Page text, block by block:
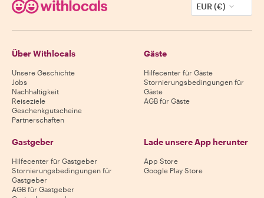
EUR (€)
Über Withlocals
Unsere Geschichte
Jobs
Nachhaltigkeit
Reiseziele
Geschenkgutscheine
Partnerschaften
Gäste
Hilfecenter für Gäste
Stornierungsbedingungen für
Gäste
AGB für Gäste
Gastgeber
Hilfecenter für Gastgeber
Stornierungsbedingungen für
Gastgeber
AGB für Gastgeber
Lade unsere App herunter
App Store
Google Play Store